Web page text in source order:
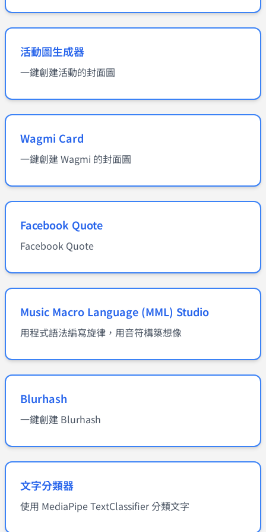
活動圖生成器
一鍵創建活動的封面圖
Wagmi Card
一鍵創建 Wagmi 的封面圖
Facebook Quote
Facebook Quote
Music Macro Language (MML) Studio
用程式語法編寫旋律，用音符構築想像
Blurhash
一鍵創建 Blurhash
文字分類器
使用 MediaPipe TextClassifier 分類文字